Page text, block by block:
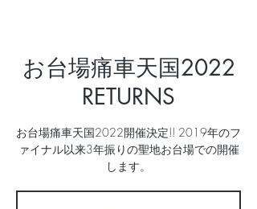
お台場痛車天国2022
RETURNS
お台場痛車天国2022開催決定!! 2019年のフ
ァイナル以来3年振りの聖地お台場での開催
します。